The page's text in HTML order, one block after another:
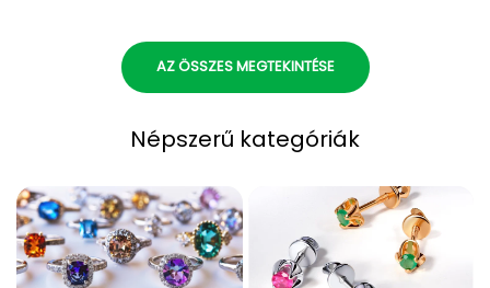
AZ ÖSSZES MEGTEKINTÉSE
Népszerű kategóriák